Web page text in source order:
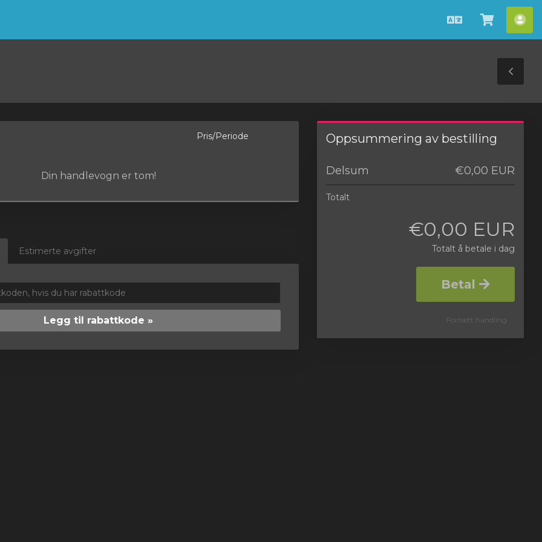
Norwegian
Se
Pris/Periode
Din handlevogn er tom!
Estimerte avgifter
Legg til rabattkode »
Oppsummering av bestilling
Delsum €0,00 EUR
Totalt
€0,00 EUR
Totalt å betale i dag
Betal
Fortsett handling